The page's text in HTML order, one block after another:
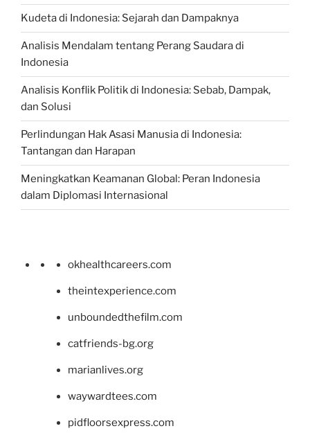
Kudeta di Indonesia: Sejarah dan Dampaknya
Analisis Mendalam tentang Perang Saudara di
Indonesia
Analisis Konflik Politik di Indonesia: Sebab, Dampak,
dan Solusi
Perlindungan Hak Asasi Manusia di Indonesia:
Tantangan dan Harapan
Meningkatkan Keamanan Global: Peran Indonesia
dalam Diplomasi Internasional
okhealthcareers.com
theintexperience.com
unboundedthefilm.com
catfriends-bg.org
marianlives.org
waywardtees.com
pidfloorsexpress.com